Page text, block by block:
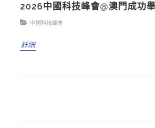
2026中國科技峰會@澳門成功
中國科技峰會
詳細